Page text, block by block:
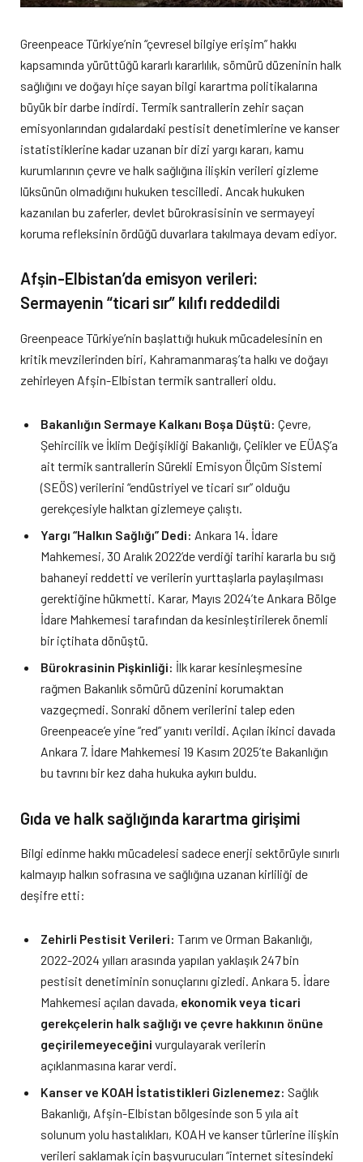
Greenpeace Türkiye’nin “çevresel bilgiye erişim” hakkı
kapsamında yürüttüğü kararlı kararlılık, sömürü düzeninin halk
sağlığını ve doğayı hiçe sayan bilgi karartma politikalarına
büyük bir darbe indirdi. Termik santrallerin zehir saçan
emisyonlarından gıdalardaki pestisit denetimlerine ve kanser
istatistiklerine kadar uzanan bir dizi yargı kararı, kamu
kurumlarının çevre ve halk sağlığına ilişkin verileri gizleme
lüksünün olmadığını hukuken tescilledi. Ancak hukuken
kazanılan bu zaferler, devlet bürokrasisinin ve sermayeyi
koruma refleksinin ördüğü duvarlara takılmaya devam ediyor.
Afşin-Elbistan’da emisyon verileri:
Sermayenin “ticari sır” kılıfı reddedildi
Greenpeace Türkiye’nin başlattığı hukuk mücadelesinin en
kritik mevzilerinden biri, Kahramanmaraş’ta halkı ve doğayı
zehirleyen Afşin-Elbistan termik santralleri oldu.
Bakanlığın Sermaye Kalkanı Boşa Düştü: Çevre,
Şehircilik ve İklim Değişikliği Bakanlığı, Çelikler ve EÜAŞ’a
ait termik santrallerin Sürekli Emisyon Ölçüm Sistemi
(SEÖS) verilerini “endüstriyel ve ticari sır” olduğu
gerekçesiyle halktan gizlemeye çalıştı.
Yargı “Halkın Sağlığı” Dedi: Ankara 14. İdare
Mahkemesi, 30 Aralık 2022’de verdiği tarihi kararla bu sığ
bahaneyi reddetti ve verilerin yurttaşlarla paylaşılması
gerektiğine hükmetti. Karar, Mayıs 2024’te Ankara Bölge
İdare Mahkemesi tarafından da kesinleştirilerek önemli
bir içtihata dönüştü.
Bürokrasinin Pişkinliği: İlk karar kesinleşmesine
rağmen Bakanlık sömürü düzenini korumaktan
vazgeçmedi. Sonraki dönem verilerini talep eden
Greenpeace’e yine “red” yanıtı verildi. Açılan ikinci davada
Ankara 7. İdare Mahkemesi 19 Kasım 2025’te Bakanlığın
bu tavrını bir kez daha hukuka aykırı buldu.
Gıda ve halk sağlığında karartma girişimi
Bilgi edinme hakkı mücadelesi sadece enerji sektörüyle sınırlı
kalmayıp halkın sofrasına ve sağlığına uzanan kirliliği de
deşifre etti:
Zehirli Pestisit Verileri: Tarım ve Orman Bakanlığı,
2022-2024 yılları arasında yapılan yaklaşık 247 bin
pestisit denetiminin sonuçlarını gizledi. Ankara 5. İdare
Mahkemesi açılan davada, ekonomik veya ticari
gerekçelerin halk sağlığı ve çevre hakkının önüne
geçirilemeyeceğini vurgulayarak verilerin
açıklanmasına karar verdi.
Kanser ve KOAH İstatistikleri Gizlenemez: Sağlık
Bakanlığı, Afşin-Elbistan bölgesinde son 5 yıla ait
solunum yolu hastalıkları, KOAH ve kanser türlerine ilişkin
verileri saklamak için başvurucuları “internet sitesindeki